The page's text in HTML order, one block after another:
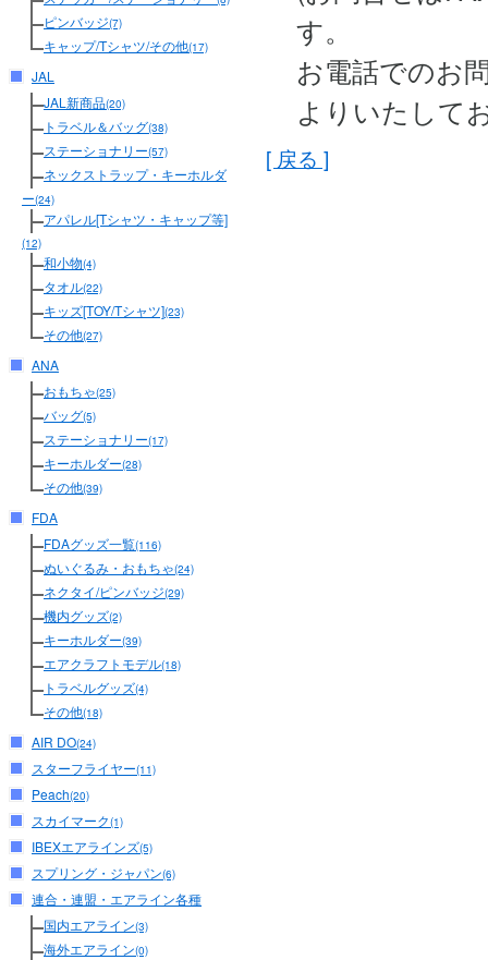
ピンバッジ(7)
キャップ/Tシャツ/その他(17)
JAL
JAL新商品(20)
トラベル＆バッグ(38)
ステーショナリー(57)
ネックストラップ・キーホルダ
ー(24)
アパレル[Tシャツ・キャップ等]
(12)
和小物(4)
タオル(22)
キッズ[TOY/Tシャツ](23)
その他(27)
ANA
おもちゃ(25)
バッグ(5)
ステーショナリー(17)
キーホルダー(28)
その他(39)
FDA
FDAグッズ一覧(116)
ぬいぐるみ・おもちゃ(24)
ネクタイ/ピンバッジ(29)
機内グッズ(2)
キーホルダー(39)
エアクラフトモデル(18)
トラベルグッズ(4)
その他(18)
AIR DO(24)
スターフライヤー(11)
Peach(20)
スカイマーク(1)
IBEXエアラインズ(5)
スプリング・ジャパン(6)
連合・連盟・エアライン各種
国内エアライン(3)
海外エアライン(0)
す。
お電話でのお
よりいたして
[ 戻る ]